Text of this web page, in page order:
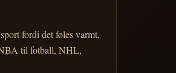
fordi det føles varmt,
NBA til fotball, NHL,